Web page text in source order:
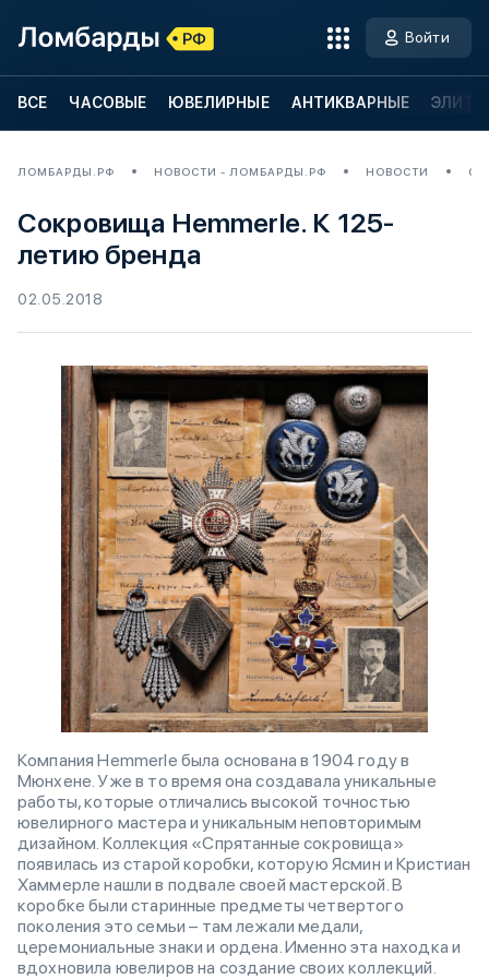
Войти
ВСЕ ЧАСОВЫЕ ЮВЕЛИРНЫЕ АНТИКВАРНЫЕ
ЛОМБАРДЫ.РФ НОВОСТИ - ЛОМБАРДЫ.РФ НОВОСТИ
Сокровища Hemmerle. К 125-
летию бренда
02.05.2018
Компания Hemmerle была основана в 1904 году в
Мюнхене. Уже в то время она создавала уникальные
работы, которые отличались высокой точностью
ювелирного мастера и уникальным неповторимым
дизайном. Коллекция «Спрятанные сокровища»
появилась из старой коробки, которую Ясмин и Кристиан
Хаммерле нашли в подвале своей мастерской. В
коробке были старинные предметы четвертого
поколения это семьи – там лежали медали,
церемониальные знаки и ордена. Именно эта находка и
вдохновила ювелиров на создание своих коллекций.